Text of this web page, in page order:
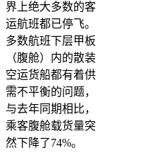
界上绝大多数的客
运航班都已停飞。
多数航班下层甲板
（腹舱）内的散装
空运货船都有着供
需不平衡的问题，
与去年同期相比，
乘客腹舱载货量突
然下降了74%。